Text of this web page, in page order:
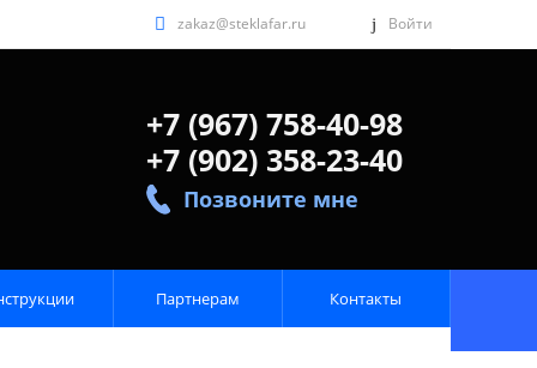
zakaz@steklafar.ru Войти
+7 (967) 758-40-98
+7 (902) 358-23-40
Позвоните мне
Партнерам Контакты